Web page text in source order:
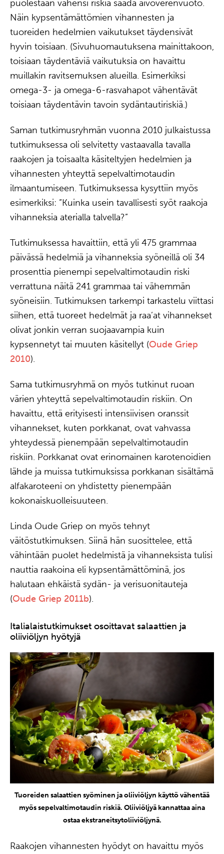
puolestaan vähensi riskiä saada aivoverenvuoto.
Näin kypsentämättömien vihannesten ja
tuoreiden hedelmien vaikutukset täydensivät
hyvin toisiaan. (Sivuhuomautuksena mainittakoon,
toisiaan täydentäviä vaikutuksia on havaittu
muillakin ravitsemuksen alueilla. Esimerkiksi
omega-3- ja omega-6-rasvahapot vähentävät
toisiaan täydentävin tavoin sydäntautiriskiä.)
Saman tutkimusryhmän vuonna 2010 julkaistussa
tutkimuksessa oli selvitetty vastaavalla tavalla
raakojen ja toisaalta käsiteltyjen hedelmien ja
vihannesten yhteyttä sepelvaltimotaudin
ilmaantumiseen. Tutkimuksessa kysyttiin myös
esimerkiksi: ”Kuinka usein tavallisesti syöt raakoja
vihanneksia aterialla talvella?”
Tutkimuksessa havaittiin, että yli 475 grammaa
päivässä hedelmiä ja vihanneksia syöneillä oli 34
prosenttia pienempi sepelvaltimotaudin riski
verrattuna näitä 241 grammaa tai vähemmän
syöneisiin. Tutkimuksen tarkempi tarkastelu viittasi
siihen, että tuoreet hedelmät ja raa’at vihannekset
olivat jonkin verran suojaavampia kuin
kypsennetyt tai muuten käsitellyt (Oude Griep
2010).
Sama tutkimusryhmä on myös tutkinut ruoan
värien yhteyttä sepelvaltimotaudin riskiin. On
havaittu, että erityisesti intensiivisen oranssit
vihannekset, kuten porkkanat, ovat vahvassa
yhteydessä pienempään sepelvaltimotaudin
riskiin. Porkkanat ovat erinomainen karotenoidien
lähde ja muissa tutkimuksissa porkkanan sisältämä
alfakaroteeni on yhdistetty pienempään
kokonaiskuolleisuuteen.
Linda Oude Griep on myös tehnyt
väitöstutkimuksen. Siinä hän suosittelee, että
vähintään puolet hedelmistä ja vihanneksista tulisi
nauttia raakoina eli kypsentämättöminä, jos
halutaan ehkäistä sydän- ja verisuonitauteja
(Oude Griep 2011b).
Italialaistutkimukset osoittavat salaattien ja
oliiviöljyn hyötyjä
Tuoreiden salaattien syöminen ja oliiviöljyn käyttö vähentää
myös sepelvaltimotaudin riskiä. Oliiviöljyä kannattaa aina
ostaa ekstraneitsytoliiviöljynä.
Raakojen vihannesten hyödyt on havaittu myös